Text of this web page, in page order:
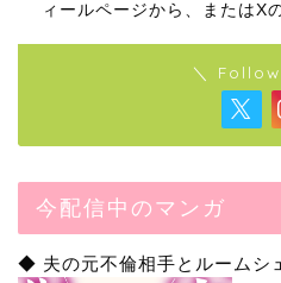
ィールページから、またはX
＼
今配信中のマンガ
◆ 夫の元不倫相手とルームシ